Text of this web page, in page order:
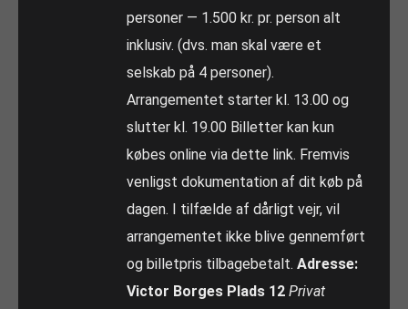
personer — 1.500 kr. pr. person alt
inklusiv. (dvs. man skal være et
selskab på 4 personer).
Arrangementet starter kl. 13.00 og
slutter kl. 19.00 Billetter kan kun
købes online via dette link. Fremvis
venligst dokumentation af dit køb på
dagen. I tilfælde af dårligt vejr, vil
arrangementet ikke blive gennemført
og billetpris tilbagebetalt.Adresse:
Victor Borges Plads 12 Privat